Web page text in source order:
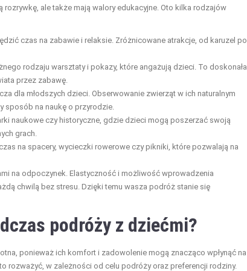
ale także mają walory edukacyjne. Oto kilka rodzajów
czas na zabawie i relaksie. Zróżnicowane atrakcje, od karuzel po
rodzaju warsztaty i pokazy, które angażują dzieci. To doskonała
przez zabawę.
dla młodszych dzieci. Obserwowanie zwierząt w ich naturalnym
na naukę o przyrodzie.
naukowe czy historyczne, gdzie dzieci mogą poszerzać swoją
grach.
na spacery, wycieczki rowerowe czy pikniki, które pozwalają na
na odpoczynek. Elastyczność i możliwość wprowadzenia
chwilą bez stresu. Dzięki temu wasza podróż stanie się
podróży z dziećmi?
ponieważ ich komfort i zadowolenie mogą znacząco wpłynąć na
rozważyć, w zależności od celu podróży oraz preferencji rodziny.